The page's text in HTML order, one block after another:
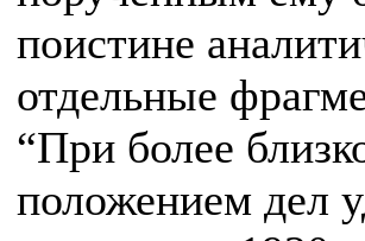
поистине
отдельные
“При более
положением дел